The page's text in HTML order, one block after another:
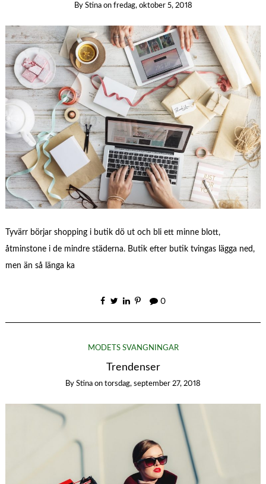
By Stina on fredag, oktober 5, 2018
Tyvärr börjar shopping i butik dö ut och bli ett minne blott,
åtminstone i de mindre städerna. Butik efter butik tvingas lägga ned,
men än så länga ka
0
MODETS SVÄNGNINGAR
Trendenser
By Stina on torsdag, september 27, 2018